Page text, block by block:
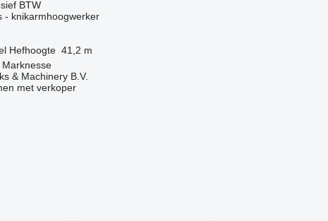
BTW
- knikarmhoogwerker
Hefhoogte 41,2 m
& Machinery B.V.
met verkoper